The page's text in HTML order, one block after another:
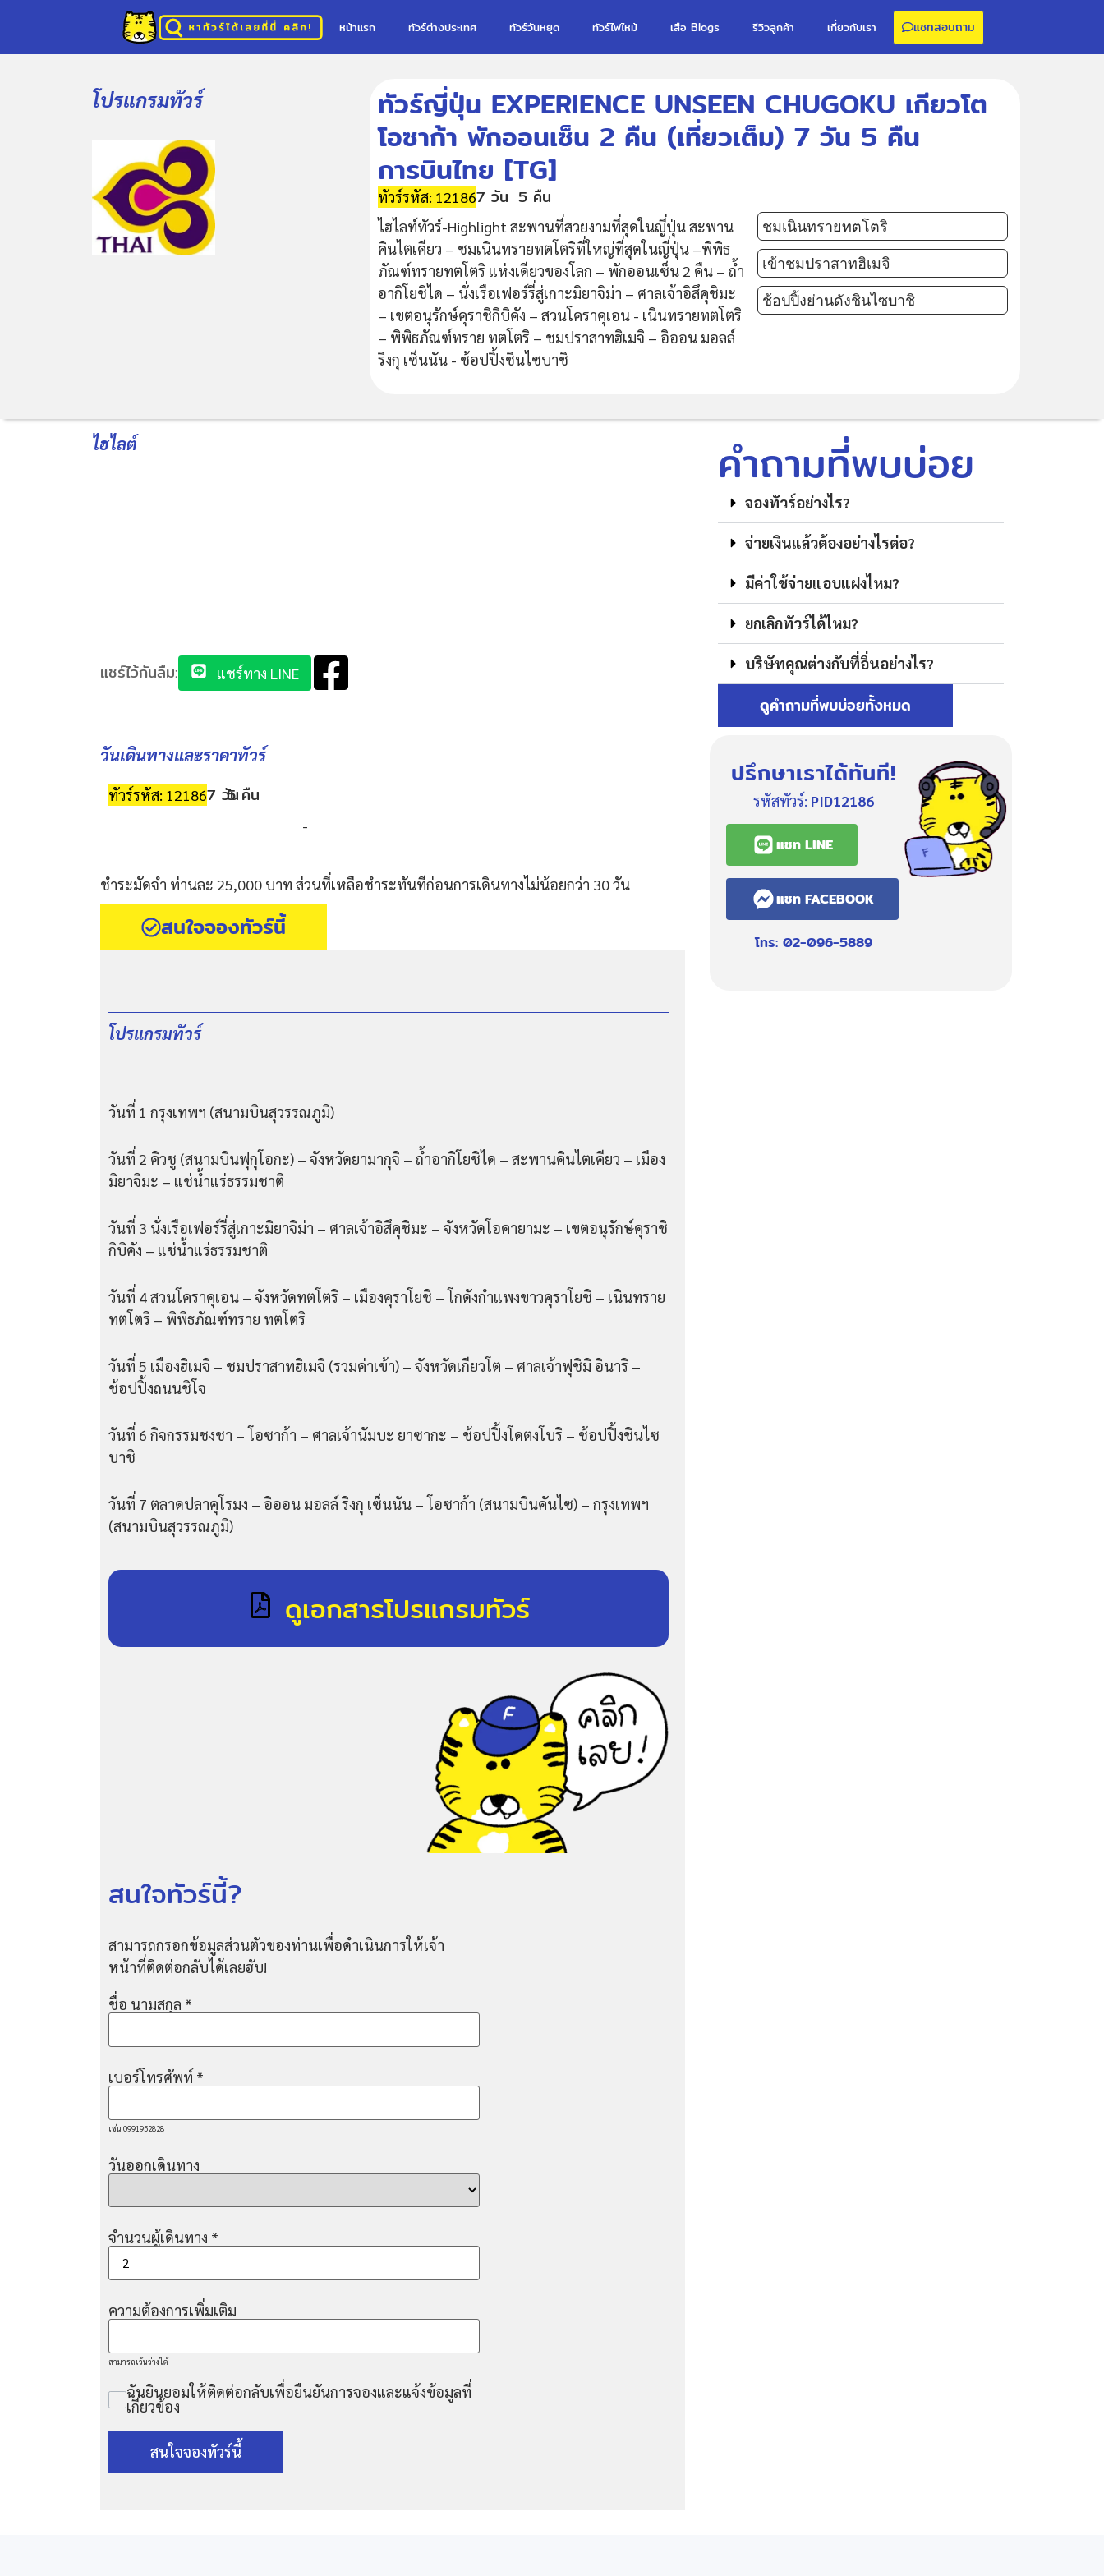
หน้าแรก ทัวร์ต่างประเทศ ทัวร์วันหยุด ทัวร์ไฟไหม้ เสือ Blogs รีวิวลูกค้า เกี่ยวกับเรา แชทสอบถาม
โปรแกรมทัวร์
ทัวร์ญี่ปุ่น EXPERIENCE UNSEEN CHUGOKU เกียวโต
โอซาก้า พักออนเซ็น 2 คืน (เที่ยวเต็ม) 7 วัน 5 คืน
การบินไทย [TG]
ทัวร์รหัส: 121867 วัน 5 คืน
ไฮไลท์ทัวร์-Highlight สะพานที่สวยงามที่สุดในญี่ปุ่น สะพาน
คินไตเคียว – ชมเนินทรายทตโตริที่ใหญ่ที่สุดในญี่ปุ่น –พิพิธ
ภัณฑ์ทรายทตโตริ แห่งเดียวของโลก – พักออนเซ็น 2 คืน – ถ้ำ
อากิโยชิได – นั่งเรือเฟอร์รี่สู่เกาะมิยาจิม่า – ศาลเจ้าอิสึคุชิมะ
– เขตอนุรักษ์คุราชิกิบิคัง – สวนโคราคุเอน - เนินทรายทตโตริ
– พิพิธภัณฑ์ทราย ทตโตริ – ชมปราสาทฮิเมจิ – อิออน มอลล์
ริงกุ เซ็นนัน - ช้อปปิ้งชินไซบาชิ
ชมเนินทรายทตโตริ
เข้าชมปราสาทฮิเมจิ
ช้อปปิ้งย่านดังชินไซบาชิ
ไฮไลต์
แชร์ไว้กันลืม: แชร์ทาง LINE
วันเดินทางและราคาทัวร์
ทัวร์รหัส: 121867 วัน5 คืน
-
ชำระมัดจำ ท่านละ 25,000 บาท ส่วนที่เหลือชำระทันทีก่อนการเดินทางไม่น้อยกว่า 30 วัน
สนใจจองทัวร์นี้
โปรแกรมทัวร์
วันที่ 1 กรุงเทพฯ (สนามบินสุวรรณภูมิ)
วันที่ 2 คิวชู (สนามบินฟุกุโอกะ) – จังหวัดยามากุจิ – ถ้ำอากิโยชิได – สะพานคินไตเคียว – เมือง
มิยาจิมะ – แช่น้ำแร่ธรรมชาติ
วันที่ 3 นั่งเรือเฟอร์รี่สู่เกาะมิยาจิม่า – ศาลเจ้าอิสึคุชิมะ – จังหวัดโอคายามะ – เขตอนุรักษ์คุราชิ
กิบิคัง – แช่น้ำแร่ธรรมชาติ
วันที่ 4 สวนโคราคุเอน – จังหวัดทตโตริ – เมืองคุราโยชิ – โกดังกำแพงขาวคุราโยชิ – เนินทราย
ทตโตริ – พิพิธภัณฑ์ทราย ทตโตริ
วันที่ 5 เมืองฮิเมจิ – ชมปราสาทฮิเมจิ (รวมค่าเข้า) – จังหวัดเกียวโต – ศาลเจ้าฟุชิมิ อินาริ –
ช้อปปิ้งถนนชิโจ
วันที่ 6 กิจกรรมชงชา – โอซาก้า – ศาลเจ้านัมบะ ยาซากะ – ช้อปปิ้งโดตงโบริ – ช้อปปิ้งชินไซ
บาชิ
วันที่ 7 ตลาดปลาคุโรมง – อิออน มอลล์ ริงกุ เซ็นนัน – โอซาก้า (สนามบินคันไซ) – กรุงเทพฯ
(สนามบินสุวรรณภูมิ)
ดูเอกสารโปรแกรมทัวร์
สนใจทัวร์นี้?
สามารถกรอกข้อมูลส่วนตัวของท่านเพื่อดำเนินการให้เจ้า
หน้าที่ติดต่อกลับได้เลยฮับ!
ชื่อ นามสกุล *
เบอร์โทรศัพท์ *
เช่น 0991952828
วันออกเดินทาง
จำนวนผู้เดินทาง *
ความต้องการเพิ่มเติม
สามารถเว้นว่างได้
ฉันยินยอมให้ติดต่อกลับเพื่อยืนยันการจองและแจ้งข้อมูลที่
เกี่ยวข้อง
สนใจจองทัวร์นี้
คำถามที่พบบ่อย
จองทัวร์อย่างไร?
จ่ายเงินแล้วต้องอย่างไรต่อ?
มีค่าใช้จ่ายแอบแฝงไหม?
ยกเลิกทัวร์ได้ไหม?
บริษัทคุณต่างกับที่อื่นอย่างไร?
ดูคำถามที่พบบ่อยทั้งหมด
ปรึกษาเราได้ทันที!
รหัสทัวร์: PID12186
แชท LINE
แชท FACEBOOK
โทร: 02-096-5889